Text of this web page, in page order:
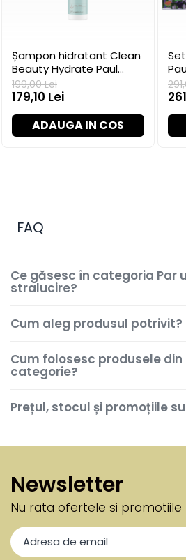
Șampon hidratant Clean
Beauty Hydrate Paul
Mitchell, 250 ml
199,00 Lei
179,10 Lei
ADAUGA IN COS
FAQ
Ce găsesc în categoria Par
stralucire?
Cum aleg produsul potrivit?
Cum folosesc produsele
categorie?
Prețul, stocul și promoțiile
Newsletter
Nu rata ofertele si promotiile